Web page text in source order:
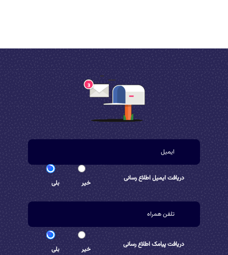
دریافت ایمیل اطلاع رسانی
خیر بلی
دریافت پیامک اطلاع رسانی
خیر بلی